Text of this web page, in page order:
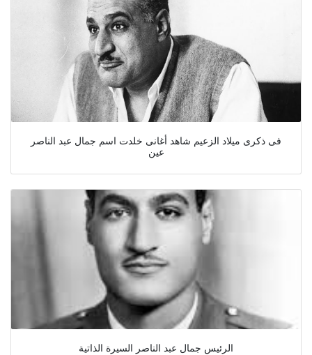
فى ذكرى ميلاد الزعيم شاهد أغانى خلدت اسم جمال عبد الناصر
عين
الرئيس جمال عبد الناصر السيرة الذاتية